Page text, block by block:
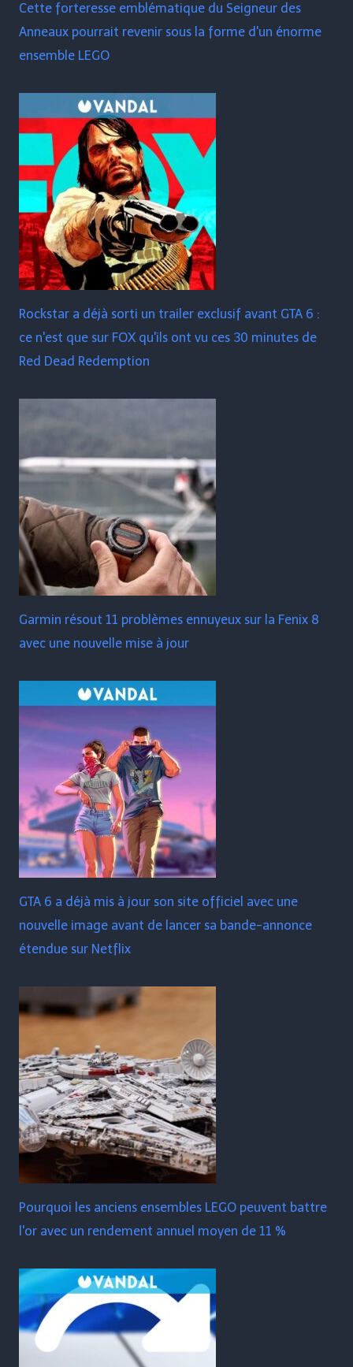
Cette forteresse emblématique du Seigneur des
Anneaux pourrait revenir sous la forme d'un énorme
ensemble LEGO
Rockstar a déjà sorti un trailer exclusif avant GTA 6 :
ce n'est que sur FOX qu'ils ont vu ces 30 minutes de
Red Dead Redemption
Garmin résout 11 problèmes ennuyeux sur la Fenix ​​​​8
avec une nouvelle mise à jour
GTA 6 a déjà mis à jour son site officiel avec une
nouvelle image avant de lancer sa bande-annonce
étendue sur Netflix
Pourquoi les anciens ensembles LEGO peuvent battre
l'or avec un rendement annuel moyen de 11 %